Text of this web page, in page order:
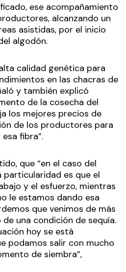
ese acompañamiento
alcanzando un
asistidas, por el inicio
algodón.
calidad genética para
en las chacras de
y también explicó
de la cosecha del
los mejores precios de
de los productores para
fibra”.
que “en el caso del
es que el
y el esfuerzo, mientras
le estamos dando esa
que venimos de más
una condición de sequía.
hoy se está
podamos salir con mucho
de siembra”,